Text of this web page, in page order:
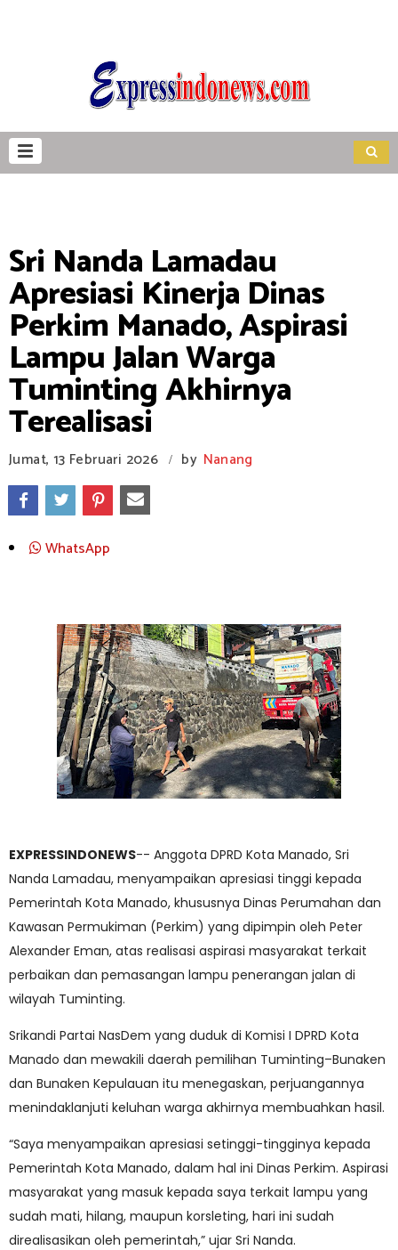
Sri Nanda Lamadau
Apresiasi Kinerja Dinas
Perkim Manado, Aspirasi
Lampu Jalan Warga
Tuminting Akhirnya
Terealisasi
Jumat, 13 Februari 2026 / by Nanang
WhatsApp
EXPRESSINDONEWS-- Anggota DPRD Kota Manado, Sri
Nanda Lamadau, menyampaikan apresiasi tinggi kepada
Pemerintah Kota Manado, khususnya Dinas Perumahan dan
Kawasan Permukiman (Perkim) yang dipimpin oleh Peter
Alexander Eman, atas realisasi aspirasi masyarakat terkait
perbaikan dan pemasangan lampu penerangan jalan di
wilayah Tuminting.
Srikandi Partai NasDem yang duduk di Komisi I DPRD Kota
Manado dan mewakili daerah pemilihan Tuminting–Bunaken
dan Bunaken Kepulauan itu menegaskan, perjuangannya
menindaklanjuti keluhan warga akhirnya membuahkan hasil.
“Saya menyampaikan apresiasi setinggi-tingginya kepada
Pemerintah Kota Manado, dalam hal ini Dinas Perkim. Aspirasi
masyarakat yang masuk kepada saya terkait lampu yang
sudah mati, hilang, maupun korsleting, hari ini sudah
direalisasikan oleh pemerintah,” ujar Sri Nanda.